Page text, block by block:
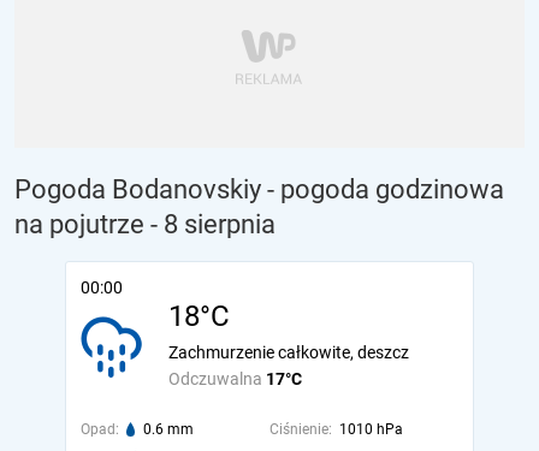
Pogoda Bodanovskiy - pogoda godzinowa
na pojutrze - 8 sierpnia
00:00
18°C
Odczuwalna 17°C
Zachmurzenie całkowite, deszcz
Opad: 0.6 mm Ciśnienie: 1010 hPa